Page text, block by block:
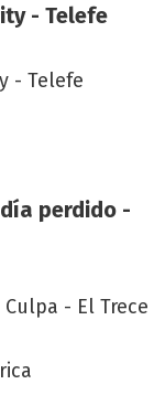
- Telefe
- Telefe
perdido -
- El Trece